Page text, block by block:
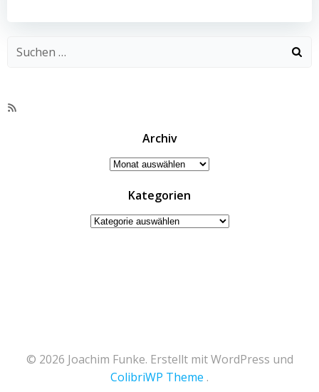
RSS-
Archiv
Archiv
Kategorien
Kategorien
© 2026 Joachim Funke. Erstellt mit WordPress und
ColibriWP Theme .